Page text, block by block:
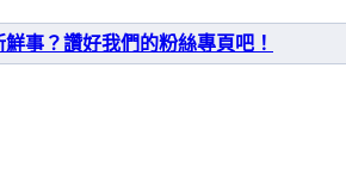
事？讚好我們的粉絲專頁吧！